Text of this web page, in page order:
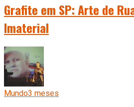
Grafite em SP: Arte de
Imaterial
Mundo3 meses